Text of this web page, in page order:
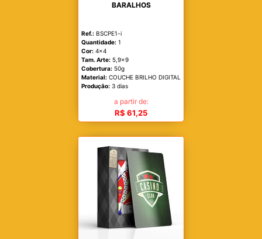
BARALHOS
Ref.: BSCPE1-i
Quantidade: 1
Cor: 4x4
Tam. Arte: 5,9x9
Cobertura: 50g
Material: COUCHE BRILHO DIGITAL
Produção: 3 dias
a partir de:
R$ 61,25